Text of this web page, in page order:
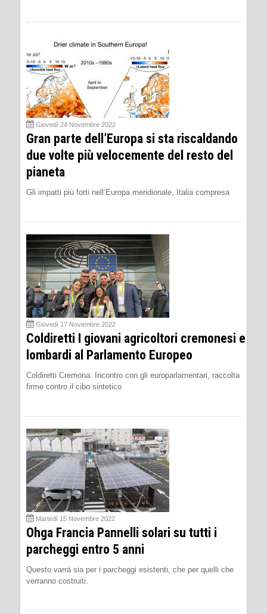
Giovedì 24 Novembre 2022
Gran parte dell’Europa si sta riscaldando
due volte più velocemente del resto del
pianeta
Gli impatti più forti nell’Europa meridionale, Italia compresa
Giovedì 17 Novembre 2022
Coldiretti I giovani agricoltori cremonesi e
lombardi al Parlamento Europeo
Coldiretti Cremona: Incontro con gli europarlamentari, raccolta
firme contro il cibo sintetico
Martedì 15 Novembre 2022
Ohga Francia Pannelli solari su tutti i
parcheggi entro 5 anni
Questo varrà sia per i parcheggi esistenti, che per quelli che
verranno costruiti.